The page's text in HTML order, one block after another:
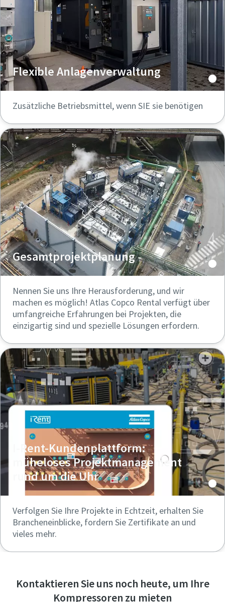
Flexible Anlagenverwaltung
Zusätzliche Betriebsmittel, wenn SIE sie benötigen
Gesamtprojektplanung
Nennen Sie uns Ihre Herausforderung, und wir
machen es möglich! Atlas Copco Rental verfügt über
umfangreiche Erfahrungen bei Projekten, die
einzigartig sind und spezielle Lösungen erfordern.
I-Rent-Kundenplattform:
müheloses Projektmanagement
rund um die Uhr
Verfolgen Sie Ihre Projekte in Echtzeit, erhalten Sie
Brancheneinblicke, fordern Sie Zertifikate an und
vieles mehr.
Kontaktieren Sie uns noch heute, um Ihre
Kompressoren zu mieten